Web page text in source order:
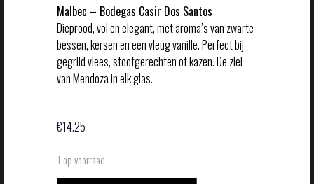
Malbec – Bodegas Casir Dos Santos
Dieprood, vol en elegant, met aroma’s van zwarte
bessen, kersen en een vleug vanille. Perfect bij
gegrild vlees, stoofgerechten of kazen. De ziel
van Mendoza in elk glas.
€14.25
1 op voorraad